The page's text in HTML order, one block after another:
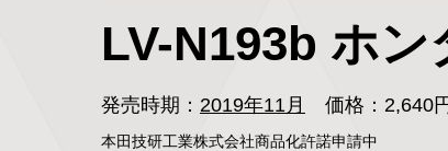
LV-N193b ホン
発売時期： 2019年11月 価格：2,640
本田技研工業株式会社商品化許諾申請中